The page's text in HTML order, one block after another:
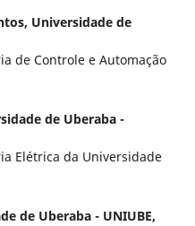
Universidade de
de Controle e Automação
de Uberaba -
Elétrica da Universidade
de Uberaba - UNIUBE,